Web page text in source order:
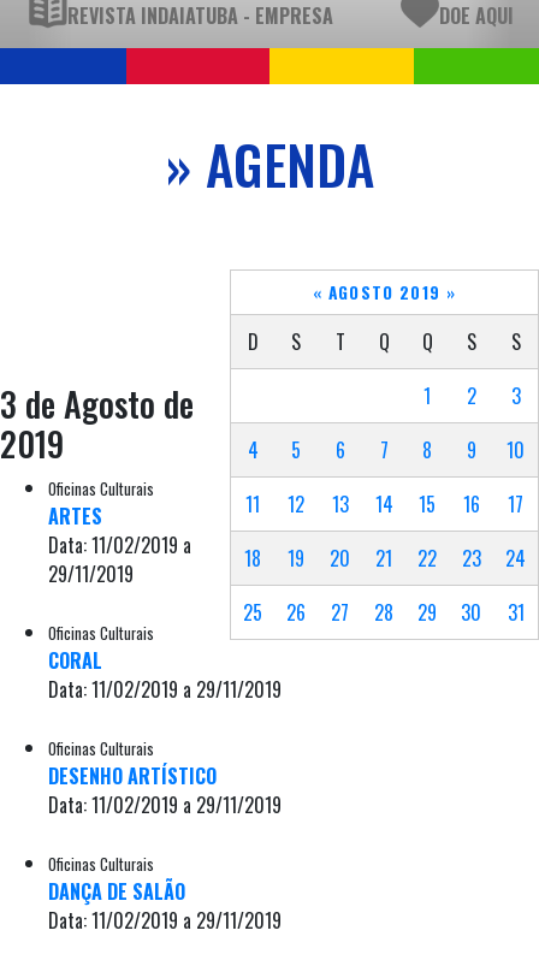
REVISTA INDAIATUBA - EMPRESA DOE AQUI
» AGENDA
« AGOSTO 2019 »
D S T Q Q S
S
1
2
3
4
5 6 7 8 9
10
11
12 13 14 15 16
17
18
19 20 21 22 23
24
25
26 27 28 29 30 31
3 de Agosto de
2019
Oficinas Culturais
ARTES
Data: 11/02/2019 a
29/11/2019
Oficinas Culturais
CORAL
Data: 11/02/2019 a 29/11/2019
Oficinas Culturais
DESENHO ARTÍSTICO
Data: 11/02/2019 a 29/11/2019
Oficinas Culturais
DANÇA DE SALÃO
Data: 11/02/2019 a 29/11/2019